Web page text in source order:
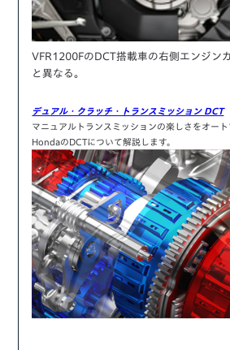
VFR1200FのDCT搭載車の右側エンジン
と異なる。
デュアル・クラッチ・トランスミッション DCT
マニュアルトランスミッションの楽しさをオート
HondaのDCTについて解説します。